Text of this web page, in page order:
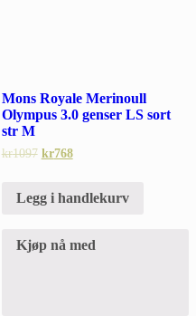
Mons Royale Merinoull
Olympus 3.0 genser LS sort
str M
kr1097 kr768
Legg i handlekurv
Kjøp nå med